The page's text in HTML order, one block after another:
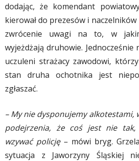
dodając, że komendant
kierował do prezesów i
zwrócenie uwagi na to, w
wyjeżdżają druhowie.
uczuleni strażacy zawodowi,
stan druha ochotnika jest
zgłaszać.
– My nie dysponujemy alkotestami,
podejrzenia, że coś jest nie tak,
wzywać policję– mówi bryg.
sytuacja z Jaworzyny Śląskiej